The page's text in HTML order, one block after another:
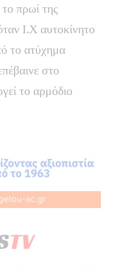
πρωί της
Ι.Χ αυτοκίνητο
το ατύχημα
στο
το αρμόδιο